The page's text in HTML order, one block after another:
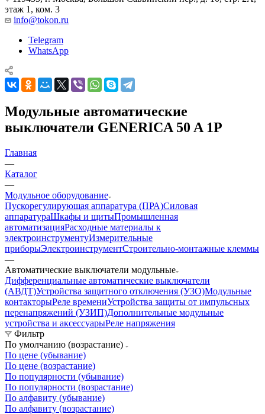
этаж 1, ком. 3
info@tokon.ru
Telegram
WhatsApp
Модульные автоматические
выключатели GENERICA 50 A 1P
Главная
—
Каталог
—
Модульное оборудование
Пускорегулирующая аппаратура (ПРА)Силовая
аппаратураШкафы и щитыПромышленная
автоматизацияРасходные материалы к
электроинструментуИзмерительные
приборыЭлектроинструментСтроительно-монтажные клеммы
—
Автоматические выключатели модульные
Дифференциальные автоматические выключатели
(АВДТ)Устройства защитного отключения (УЗО)Модульные
контакторыРеле времениУстройства защиты от импульсных
перенапряжений (УЗИП)Дополнительные модульные
устройства и аксессуарыРеле напряжения
Фильтр
По умолчанию (возрастание)
По цене (убывание)
По цене (возрастание)
По популярности (убывание)
По популярности (возрастание)
По алфавиту (убывание)
По алфавиту (возрастание)